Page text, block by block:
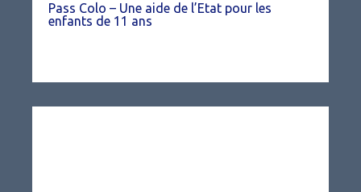
Pass Colo – Une aide de l’Etat pour les
enfants de 11 ans